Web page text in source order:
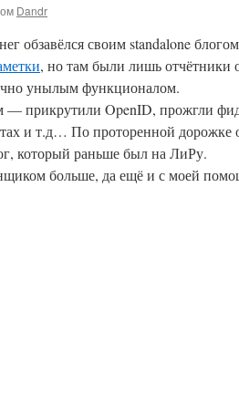
Dandr
обзавёлся своим standalone
, но там были лишь отчётники
унылым функционалом.
— прикрутили OpenID, прожгли
и т.д… По проторенной дорожке
который раньше был на ЛиРу.
больше, да ещё и с моей